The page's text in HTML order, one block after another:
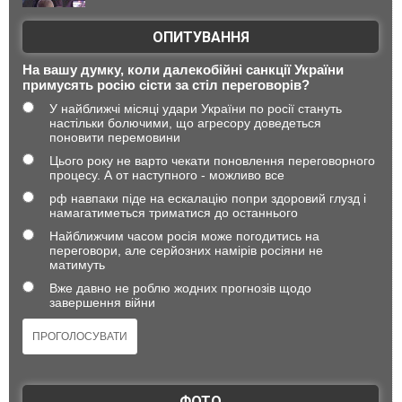
ОПИТУВАННЯ
На вашу думку, коли далекобійні санкції України
примусять росію сісти за стіл переговорів?
У найближчі місяці удари України по росії стануть
настільки болючими, що агресору доведеться
поновити перемовини
Цього року не варто чекати поновлення переговорного
процесу. А от наступного - можливо все
рф навпаки піде на ескалацію попри здоровий глузд і
намагатиметься триматися до останнього
Найближчим часом росія може погодитись на
переговори, але серйозних намірів росіяни не
матимуть
Вже давно не роблю жодних прогнозів щодо
завершення війни